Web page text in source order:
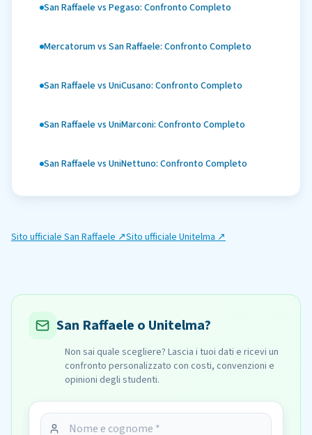
San Raffaele vs Pegaso: Confronto Completo
Mercatorum vs San Raffaele: Confronto Completo
San Raffaele vs UniCusano: Confronto Completo
San Raffaele vs UniMarconi: Confronto Completo
San Raffaele vs UniNettuno: Confronto Completo
Sito ufficialeSan Raffaele↗Sito ufficialeUnitelma↗
San Raffaele o Unitelma?
Non sai quale scegliere? Lascia i tuoi dati e ricevi un
confronto personalizzato con costi, convenzioni e
opinioni degli studenti.